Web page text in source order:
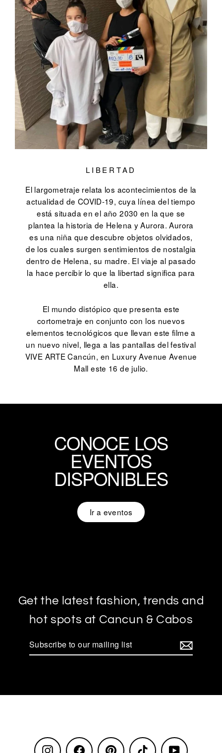
LIBERTAD
El largometraje relata los acontecimientos de la
actualidad de COVID-19, cuya línea del tiempo
está situada en el año 2030 en la que se
plantea la historia de Helena y Aurora. Aurora
es una niña que descubre objetos olvidados,
de los cuales surgen sentimientos de nostalgia
dentro de Helena, su madre. El viaje al pasado
la hace percibir lo que la libertad significa para
ella.
El mundo distópico que presenta este
cortometraje en conjunto con los nuevos
elementos tecnológicos que llevan este filme a
un nuevo nivel, llega a las pantallas del festival
VIVE ARTE Cancún, en Luxury Avenue Avenue
Mall este 16 de julio.
CONOCE LOS
EVENTOS
DISPONIBLES
Ir a eventos
Get the latest fashion, trends and
hot spots at Cancun & Cabos
Instagram Facebook Pinterest TikTok YouTube